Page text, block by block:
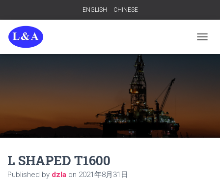
ENGLISH CHINESE
L SHAPED T1600
Published by dzla on 2021年8月31日